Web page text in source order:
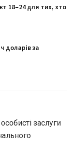
18–24 для тих, хто
доларів за
заслуги